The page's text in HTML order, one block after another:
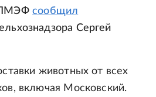
ПМЭФ сообщил
Сергей
животных от всех
включая Московский.